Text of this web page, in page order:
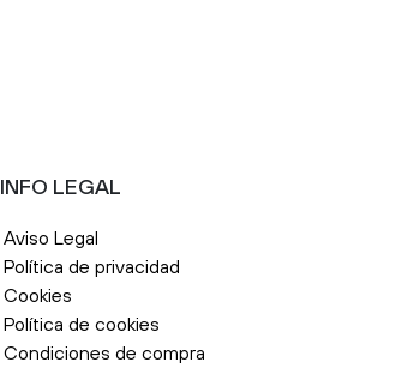
INFO LEGAL
Aviso Legal
Política de privacidad
Cookies
Política de cookies
Condiciones de compra